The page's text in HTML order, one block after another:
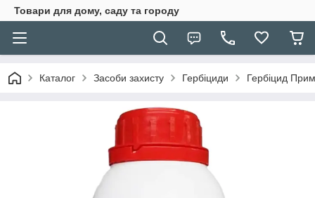
Товари для дому, саду та городу
Каталог Засоби захисту Гербіциди Гербіцид